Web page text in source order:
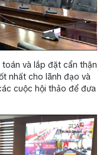
và lắp đặt cẩn thận
nhất cho lãnh đạo và
cuộc hội thảo để đưa